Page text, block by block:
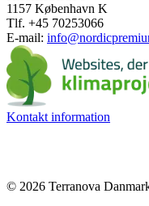
1157 København K
Tlf. +45 70253066
E-mail:
Kontakt information
© 2026 Terranova